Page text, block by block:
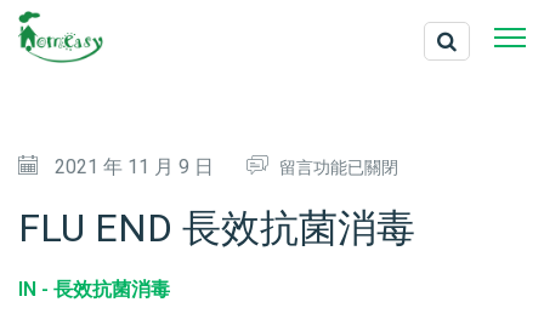
2021 年 11 月 9 日
在
F
留言功能已關閉
FLU END 長效抗菌消毒
IN - 長效抗菌消毒